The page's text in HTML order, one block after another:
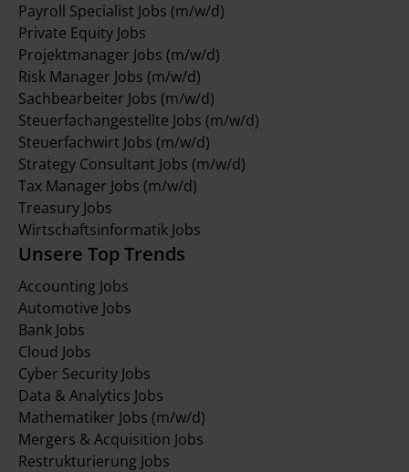
Unsere Top Trends
Accounting Jobs
Automotive Jobs
Bank Jobs
Cloud Jobs
Cyber Security Jobs
Data & Analytics Jobs
Mathematiker Jobs (m/w/d)
Mergers & Acquisition Jobs
Restrukturierung Jobs
Payroll Specialist Jobs (m/w/d)
Private Equity Jobs
Projektmanager Jobs (m/w/d)
Risk Manager Jobs (m/w/d)
Sachbearbeiter Jobs (m/w/d)
Steuerfachangestellte Jobs (m/w/d)
Steuerfachwirt Jobs (m/w/d)
Strategy Consultant Jobs (m/w/d)
Tax Manager Jobs (m/w/d)
Treasury Jobs
Wirtschaftsinformatik Jobs